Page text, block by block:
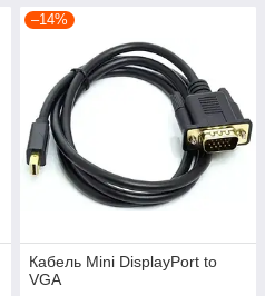
–14%
Кабель Mini DisplayPort to
VGA